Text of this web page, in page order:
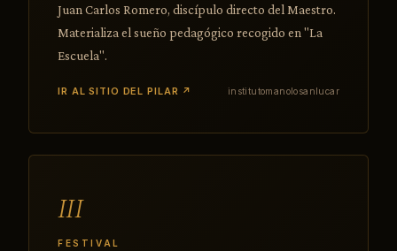
Juan Carlos Romero, discípulo directo del Maestro.
Materializa el sueño pedagógico recogido en "La
Escuela".
IR AL SITIO DEL PILAR ↗ institutomanolosanlucar
III
FESTIVAL